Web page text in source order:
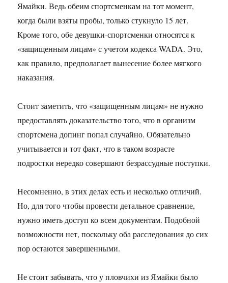
Ямайки. Ведь обеим спортсменкам на тот момент,
когда были взяты пробы, только стукнуло 15 лет.
Кроме того, обе девушки-спортсменки относятся к
«защищенным лицам» с учетом кодекса WADA. Это,
как правило, предполагает вынесение более мягкого
наказания.
Стоит заметить, что «защищенным лицам» не нужно
предоставлять доказательство того, что в организм
спортсмена допинг попал случайно. Обязательно
учитывается и тот факт, что в таком возрасте
подростки нередко совершают безрассудные поступки.
Несомненно, в этих делах есть и несколько отличий.
Но, для того чтобы провести детальное сравнение,
нужно иметь доступ ко всем документам. Подобной
возможности нет, поскольку оба расследования до сих
пор остаются завершенными.
Не стоит забывать, что у пловчихи из Ямайки было